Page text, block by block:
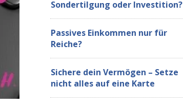
Sondertilgung oder Investition?
Passives Einkommen nur für
Reiche?
Sichere dein Vermögen – Setze
nicht alles auf eine Karte